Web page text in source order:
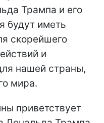
Трампа и его
будут иметь
скорейшего
и
нашей страны,
мира.
приветствует